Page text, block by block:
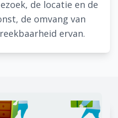
de locatie en de
de omvang van
ervan.